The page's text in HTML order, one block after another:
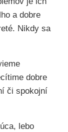
a dobre
Nikdy sa
dobre
či spokojní
lebo